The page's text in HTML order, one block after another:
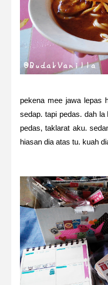
pekena mee jawa lepas
sedap. tapi pedas. dah
pedas, taklarat aku.
hiasan dia atas tu. kuah